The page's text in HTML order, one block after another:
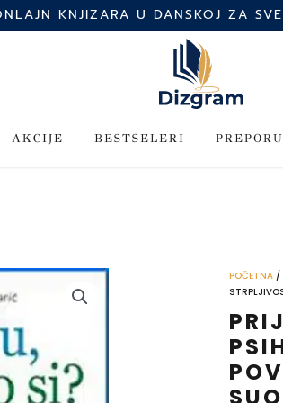
KNJIZARA U DANSKOJ ZA
AKCIJE BESTSELERI
POČETNA /